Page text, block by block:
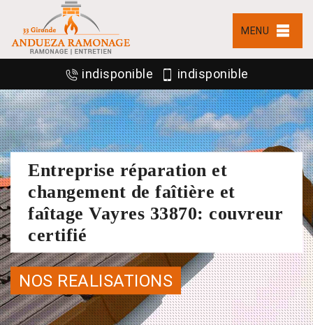
MENU
indisponible indisponible
Entreprise réparation et
changement de faîtière et
faîtage Vayres 33870: couvreur
certifié
NOS REALISATIONS